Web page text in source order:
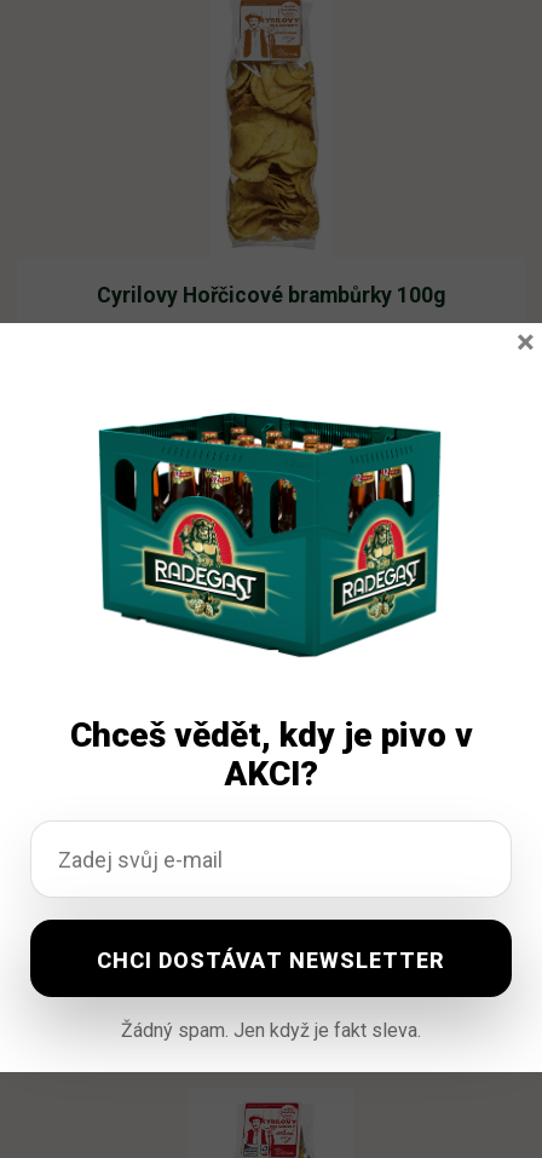
Cyrilovy Hořčicové brambůrky 100g
22,30
Přidat do košíku
Vyprodáno
23,62Kčvč. DPH
Čtěte více
Chceš vědět, kdy je pivo v
AKCI?
Žádný spam. Jen když je fakt sleva.
×